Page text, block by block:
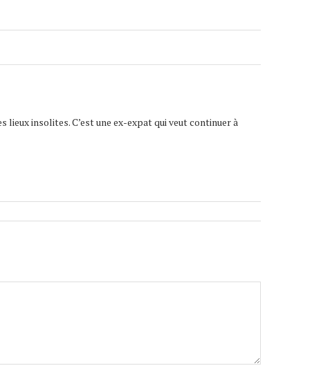
lieux insolites. C’est une ex-expat qui veut continuer à